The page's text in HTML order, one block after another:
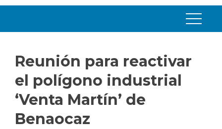
Reunión para reactivar
el polígono industrial
‘Venta Martín’ de
Benaocaz